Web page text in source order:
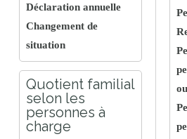
Déclaration annuelle
Changement de
situation
Quotient familial
selon les
personnes à
charge